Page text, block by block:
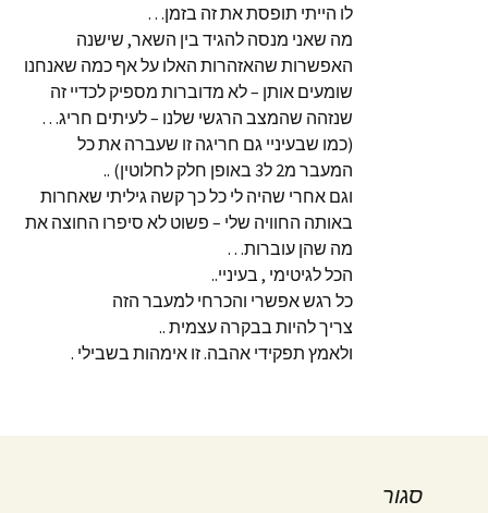
לו הייתי תופסת את זה בזמן…
מה שאני מנסה להגיד בין השאר, שישנה
האפשרות שהאזהרות האלו על אף כמה שאנחנו
שומעים אותן – לא מדוברות מספיק לכדיי זה
שנזהה שהמצב הרגשי שלנו – לעיתים חריג…
(כמו שבעיניי גם חריגה זו שעברה את כל
המעבר מ2 ל3 באופן חלק לחלוטין) ..
וגם אחרי שהיה לי כל כך קשה גיליתי שאחרות
באותה החוויה שלי – פשוט לא סיפרו החוצה את
מה שהן עוברות…
הכל לגיטימי , בעיניי..
כל רגש אפשרי והכרחי למעבר הזה
צריך להיות בבקרה עצמית ..
ולאמץ תפקידי אהבה. זו אימהות בשבילי .
סגור